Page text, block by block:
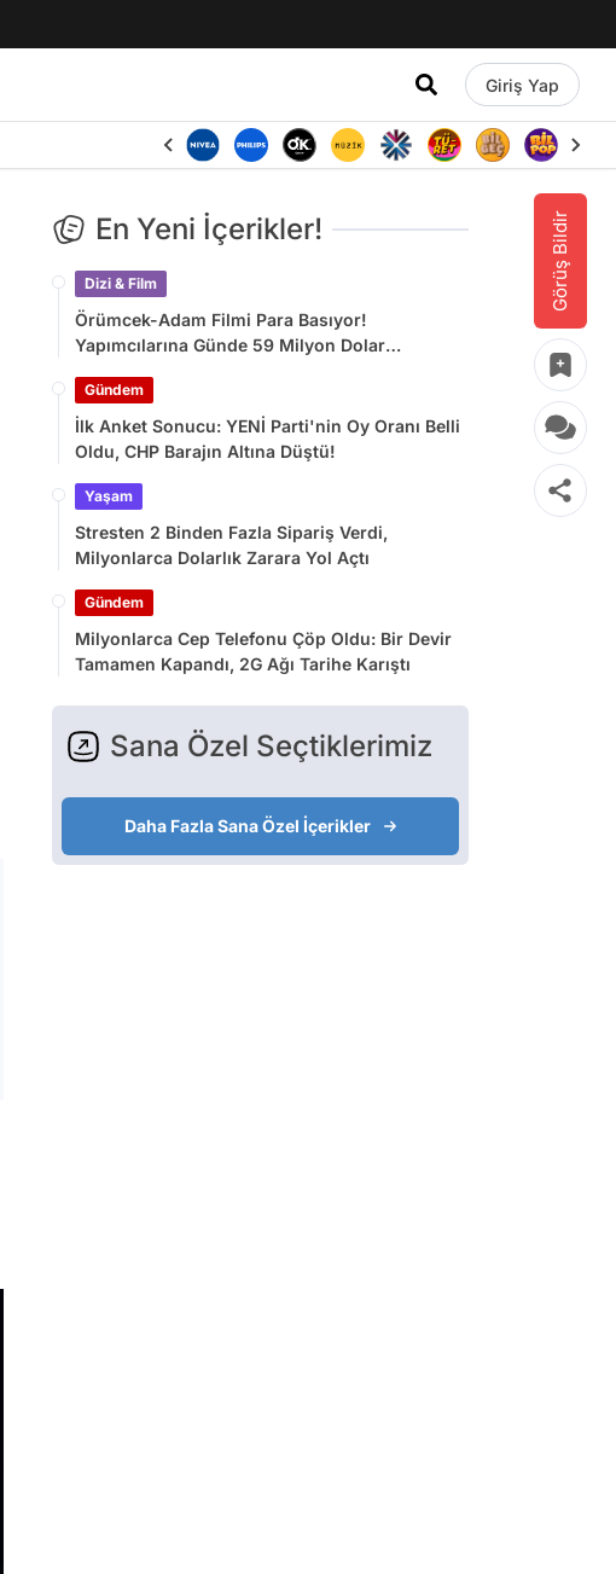
Giriş Yap
Görüş Bildir
En Yeni İçerikler!
Dizi & Film
Örümcek-Adam Filmi Para Basıyor!
Yapımcılarına Günde 59 Milyon Dolar
Gündem
İlk Anket Sonucu: YENİ Parti'nin Oy Oranı Belli
Oldu, CHP Barajın Altına Düştü!
Yaşam
Stresten 2 Binden Fazla Sipariş Verdi,
Milyonlarca Dolarlık Zarara Yol Açtı
Gündem
Milyonlarca Cep Telefonu Çöp Oldu: Bir Devir
Tamamen Kapandı, 2G Ağı Tarihe Karıştı
Sana Özel Seçtiklerimiz
Daha Fazla Sana Özel İçerikler